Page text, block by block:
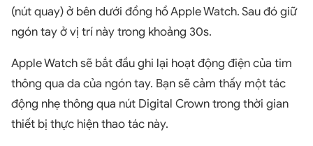
(nút quay) ở bên dưới đồng hồ Apple Watch. Sau đó giữ
ngón tay ở vị trí này trong khoảng 30s.
Apple Watch sẽ bắt đầu ghi lại hoạt động điện của tim
thông qua da của ngón tay. Bạn sẽ cảm thấy một tác
động nhẹ thông qua nút Digital Crown trong thời gian
thiết bị thực hiện thao tác này.